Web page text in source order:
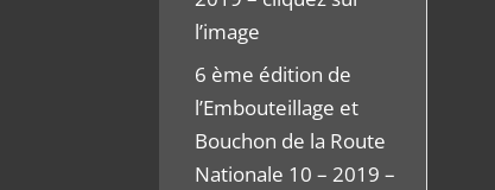
l’image
6 ème édition de
l’Embouteillage et
Bouchon de la Route
Nationale 10 – 2019 –